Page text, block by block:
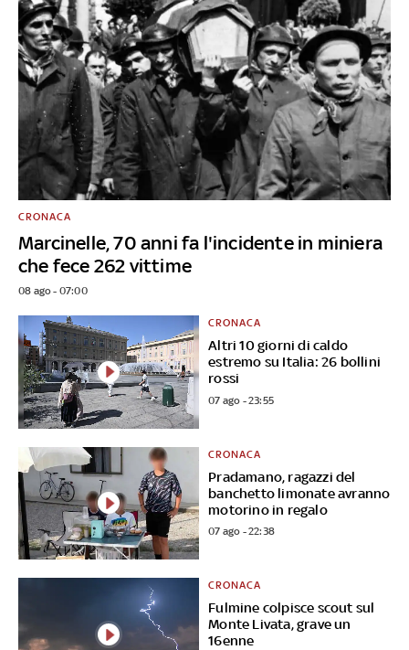
Marcinelle, 70 anni fa l'incidente in miniera
che fece 262 vittime
CRONACA
08 ago - 07:00
Altri 10 giorni di caldo
estremo su Italia: 26 bollini
rossi
CRONACA
07 ago - 23:55
Pradamano, ragazzi del
banchetto limonate avranno
motorino in regalo
CRONACA
07 ago - 22:38
Fulmine colpisce scout sul
Monte Livata, grave un
16enne
CRONACA